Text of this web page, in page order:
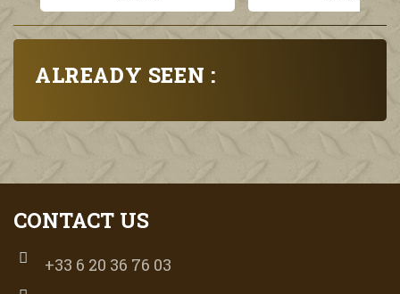
ALREADY SEEN :
CONTACT US
+33 6 20 36 76 03